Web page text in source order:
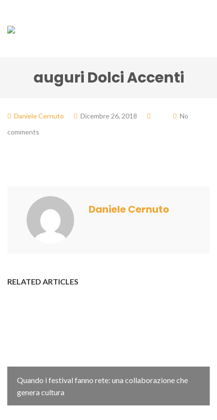
auguri Dolci Accenti
Daniele Cernuto Dicembre 26, 2018
No
comments
Daniele Cernuto
RELATED ARTICLES
Quando i festival fanno rete: una collaborazione che
genera cultura